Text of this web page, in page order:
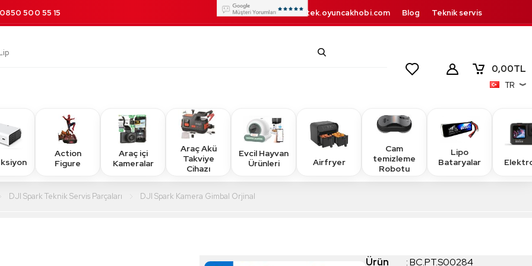
0850 500 55 15 destek.oyuncakhobi.com Blog Teknik servis
0,00TL
TR
Action
Figure
Araç içi
Kameralar
Araç Akü
Takviye
Cihazı
Evcil Hayvan
Ürünleri
Airfryer
Cam
temizleme
Robotu
Lipo
Bataryalar
DJI Spark Teknik Servis Parçaları DJI Spark Kamera Gimbal Orjinal
Ürün
:BC.PT.S00284